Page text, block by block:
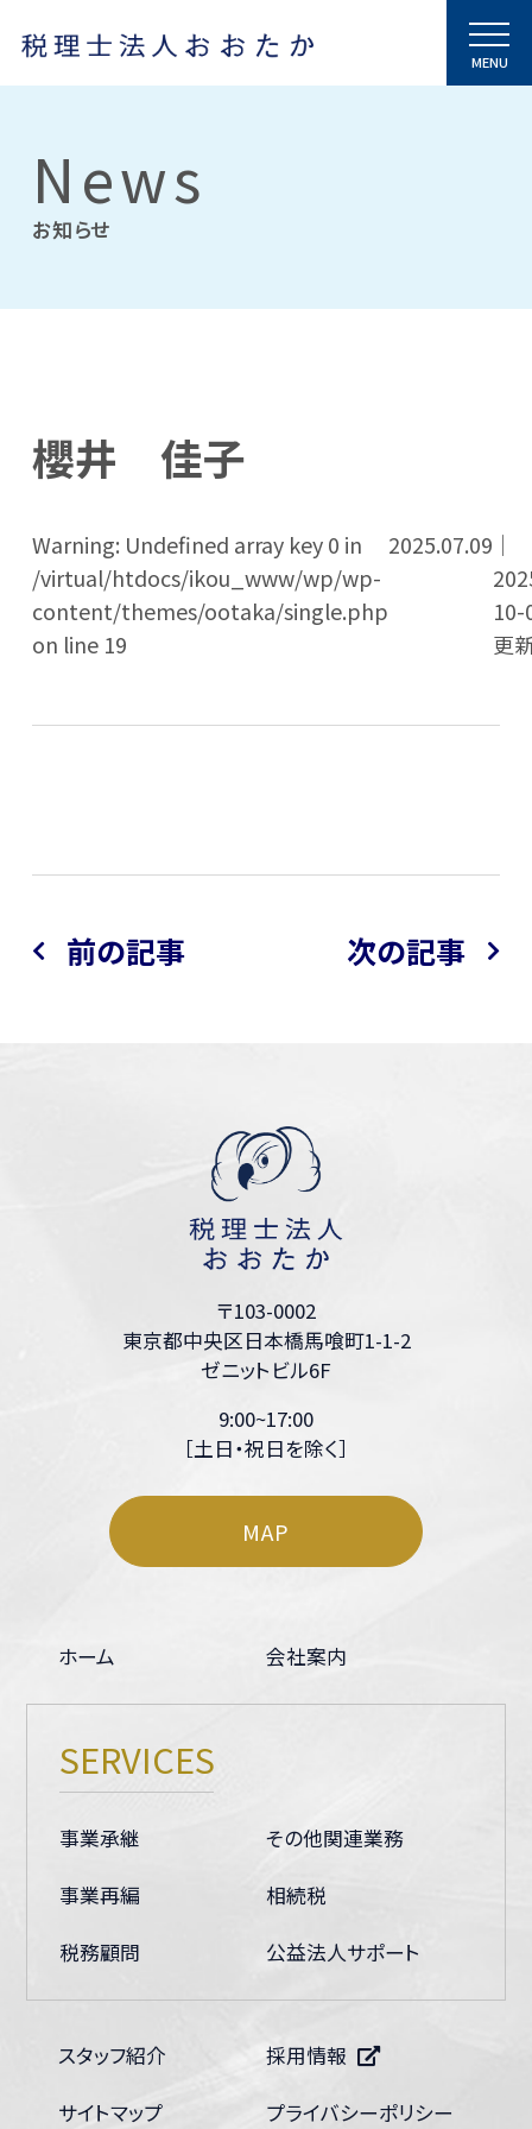
News
お知らせ
櫻井 佳子
Warning: Undefined array key 0 in
/virtual/htdocs/ikou_www/wp/wp-
content/themes/ootaka/single.php
on line 19
2025.07.09 ｜
10-
更
前の記事 次の記事
〒103-0002
東京都中央区日本橋馬喰町1-1-2
ゼニットビル6F
9:00~17:00
［土日・祝日を除く］
MAP
ホーム 会社案内
SERVICES
事業承継
事業再編
税務顧問
その他関連業務
相続税
公益法人サポート
スタッフ紹介 採用情報
サイトマップ プライバシーポリシー